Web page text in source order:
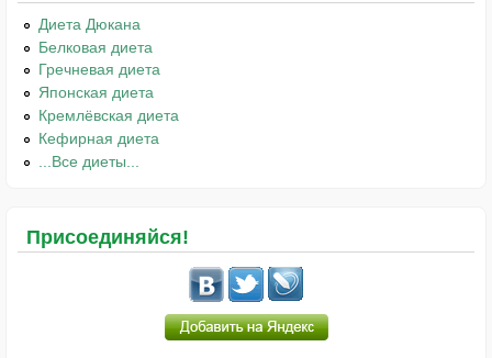
Диета Дюкана
Белковая диета
Гречневая диета
Японская диета
Кремлёвская диета
Кефирная диета
...Все диеты...
Присоединяйся!